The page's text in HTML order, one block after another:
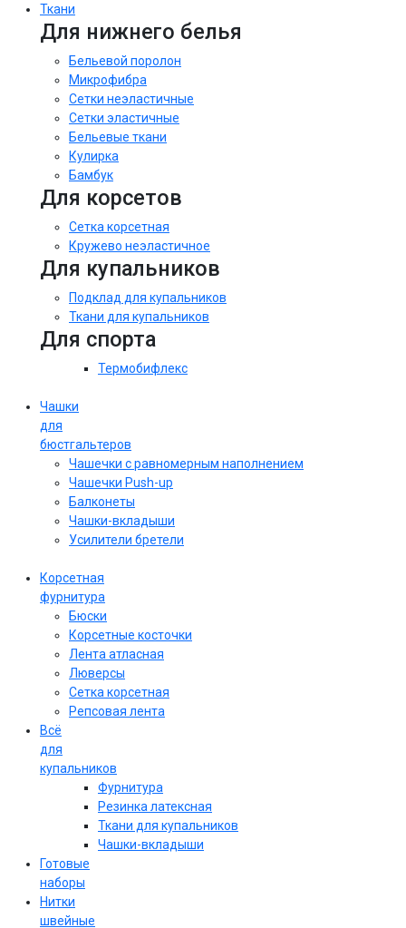
Ткани
Для нижнего белья
Бельевой поролон
Микрофибра
Сетки неэластичные
Сетки эластичные
Бельевые ткани
Кулирка
Бамбук
Для корсетов
Сетка корсетная
Кружево неэластичное
Для купальников
Подклад для купальников
Ткани для купальников
Для спорта
Термобифлекс
Чашки
для
бюстгальтеров
Чашечки с равномерным наполнением
Чашечки Push-up
Балконеты
Чашки-вкладыши
Усилители бретели
Корсетная
фурнитура
Бюски
Корсетные косточки
Лента атласная
Люверсы
Сетка корсетная
Репсовая лента
Всё
для
купальников
Фурнитура
Резинка латексная
Ткани для купальников
Чашки-вкладыши
Готовые
наборы
Нитки
швейные